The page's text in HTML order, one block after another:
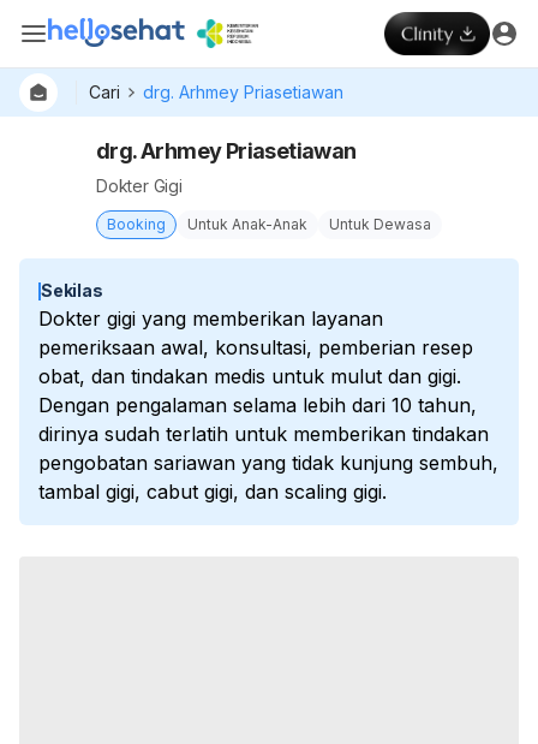
Cari drg. Arhmey Priasetiawan
drg. Arhmey Priasetiawan
Dokter Gigi
Booking Untuk Anak-Anak Untuk Dewasa
Sekilas
Dokter gigi yang memberikan layanan
pemeriksaan awal, konsultasi, pemberian resep
obat, dan tindakan medis untuk mulut dan gigi.
Dengan pengalaman selama lebih dari 10 tahun,
dirinya sudah terlatih untuk memberikan tindakan
pengobatan sariawan yang tidak kunjung sembuh,
tambal gigi, cabut gigi, dan scaling gigi.